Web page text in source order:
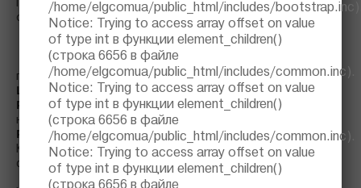
/home/elgcomua/public_html/includes/bootstrap.inc
Notice: Trying to access array offset on value
of type int в функции element_children()
(строка 6656 в файле
/home/elgcomua/public_html/includes/common.inc).
Notice: Trying to access array offset on value
of type int в функции element_children()
(строка 6656 в файле
/home/elgcomua/public_html/includes/common.inc).
Notice: Trying to access array offset on value
of type int в функции element_children()
(строка 6656 в файле
При спиральной укладке длина рассчитывается по
формуле:
L каб. = L тр * P треб. / P каб.
где L каб.- длина кабеля, м;
L тр. - длина трубы, м;
P треб.- требуемая удельная мощность (тепловые потери
на погонный метр), Вт/м;
P каб.- удельная мощность кабеля, Вт/м.
КомплексP треб. / P каб.иногда еще называют
спиральным фактором.